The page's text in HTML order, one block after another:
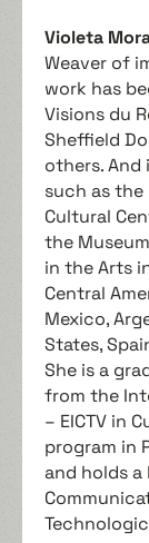
Violeta
Weaver of
work has
Visions du
Sheffield
others. And
such as the
Cultural
the
in the Arts
Central
Mexico,
States,
She is a
from the
– EICTV in
program in
and holds a